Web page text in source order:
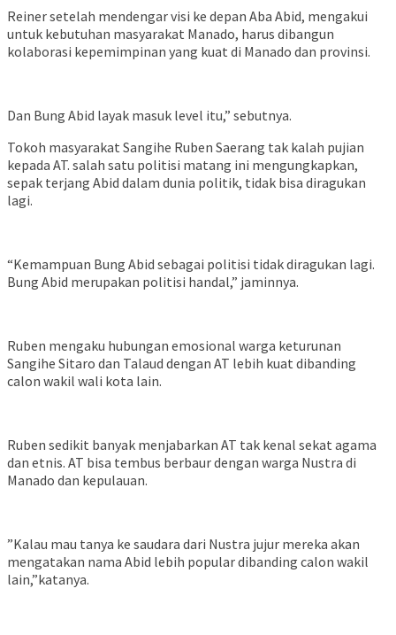
Reiner setelah mendengar visi ke depan Aba Abid, mengakui
untuk kebutuhan masyarakat Manado, harus dibangun
kolaborasi kepemimpinan yang kuat di Manado dan provinsi.
Dan Bung Abid layak masuk level itu,” sebutnya.
Tokoh masyarakat Sangihe Ruben Saerang tak kalah pujian
kepada AT. salah satu politisi matang ini mengungkapkan,
sepak terjang Abid dalam dunia politik, tidak bisa diragukan
lagi.
“Kemampuan Bung Abid sebagai politisi tidak diragukan lagi.
Bung Abid merupakan politisi handal,” jaminnya.
Ruben mengaku hubungan emosional warga keturunan
Sangihe Sitaro dan Talaud dengan AT lebih kuat dibanding
calon wakil wali kota lain.
Ruben sedikit banyak menjabarkan AT tak kenal sekat agama
dan etnis. AT bisa tembus berbaur dengan warga Nustra di
Manado dan kepulauan.
”Kalau mau tanya ke saudara dari Nustra jujur mereka akan
mengatakan nama Abid lebih popular dibanding calon wakil
lain,”katanya.